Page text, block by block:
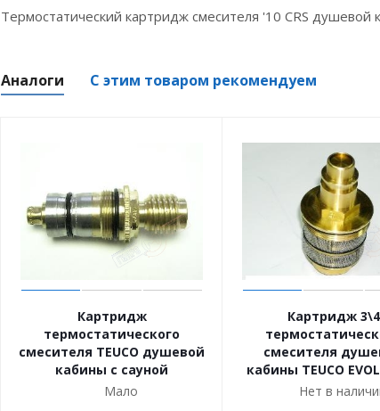
Термостатический картридж смесителя '10 CRS душевой
Аналоги С этим товаром рекомендуем
Картридж
термостатического
смесителя TEUCO душевой
кабины с сауной
Мало
Картридж 3\4
смесителя
кабины TEUCO
Нет в